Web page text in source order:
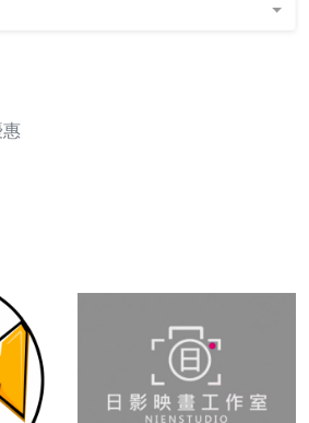
惠